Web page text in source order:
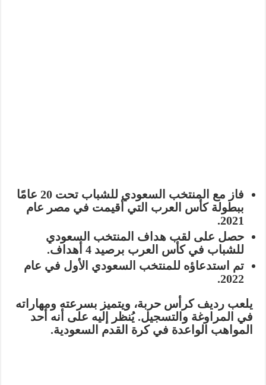
فاز مع المنتخب السعودي للشباب تحت 20 عامًا
ببطولة كأس العرب التي أقيمت في مصر عام
2021.
حصل على لقب هداف المنتخب السعودي
للشباب في كأس العرب برصيد 4 أهداف.
تم استدعاؤه للمنتخب السعودي الأول في عام
2022.
يلعب رديف كرأس حربة، ويتميز بسرعته ومهاراته
في المراوغة والتسجيل. يُنظر إليه على أنه أحد
المواهب الواعدة في كرة القدم السعودية.